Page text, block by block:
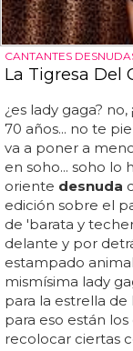
CANTANTES
La Tigresa Del
¿es lady gaga?
70 años... no te
va a poner a
en soho... soho lo
oriente desnuda
edición sobre el
de 'barata y
delante y por
estampado
mismísima lady
para la estrella
para eso están
recolocar ciertas